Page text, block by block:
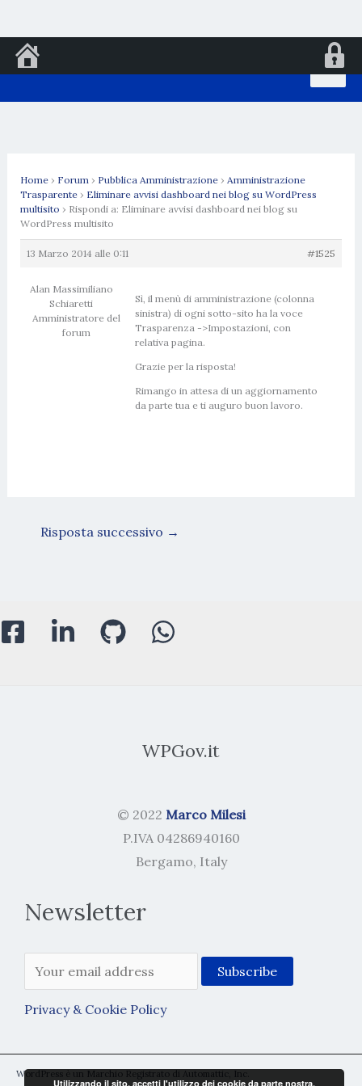
al
Home › Forum › Pubblica Amministrazione › Amministrazione
Trasparente › Eliminare avvisi dashboard nei blog su WordPress
multisito › Rispondi a: Eliminare avvisi dashboard nei blog su
WordPress multisito
13 Marzo 2014 alle 0:11 #1525
Alan Massimiliano
Schiaretti
Amministratore del
forum
Sì, il menù di amministrazione (colonna
sinistra) di ogni sotto-sito ha la voce
Trasparenza ->Impostazioni, con
relativa pagina.
Grazie per la risposta!
Rimango in attesa di un aggiornamento
da parte tua e ti auguro buon lavoro.
Risposta successivo →
WPGov.it
© 2022 Marco Milesi
P.IVA 04286940160
Bergamo, Italy
Newsletter
Privacy & Cookie Policy
WordPress è un Marchio Registrato di Automattic, Inc.
Utilizzando il sito, accetti l'utilizzo dei cookie da parte nostra.